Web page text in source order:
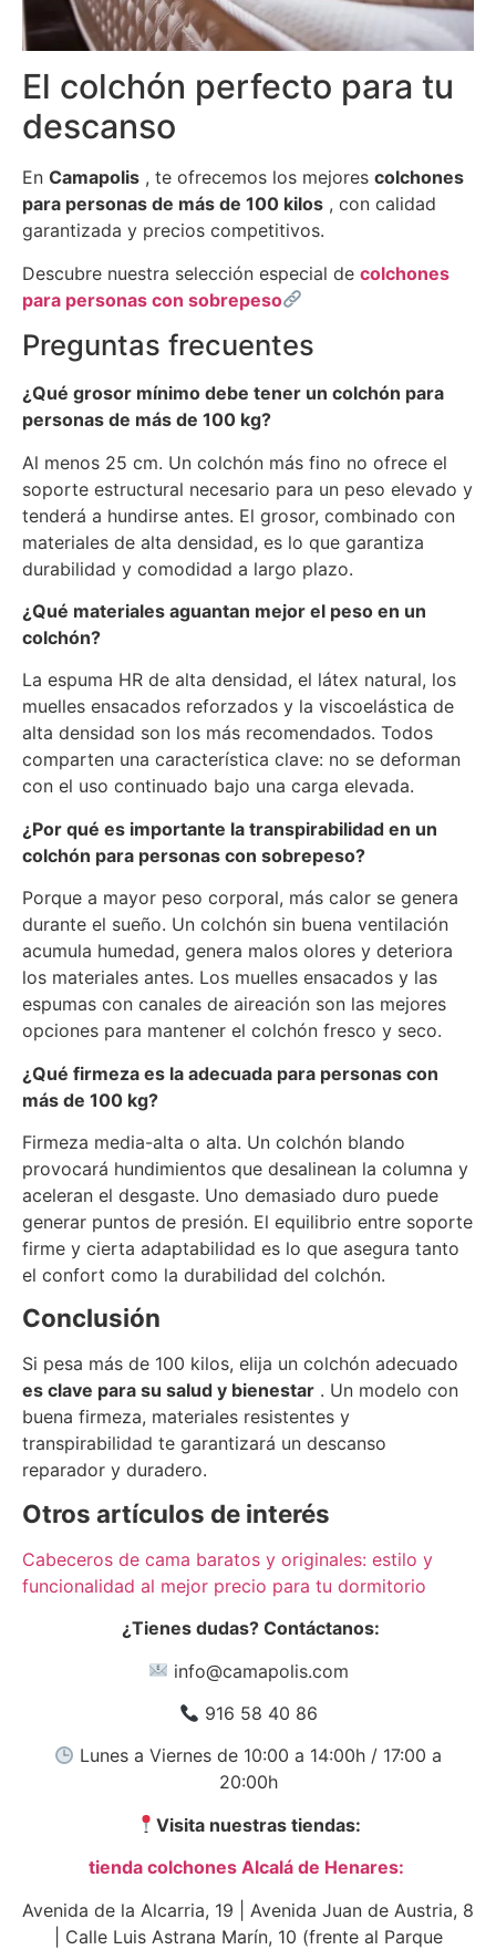
El colchón perfecto para tu
descanso
En Camapolis , te ofrecemos los mejores colchones
para personas de más de 100 kilos , con calidad
garantizada y precios competitivos.
Descubre nuestra selección especial de colchones
para personas con sobrepeso
Preguntas frecuentes
¿Qué grosor mínimo debe tener un colchón para
personas de más de 100 kg?
Al menos 25 cm. Un colchón más fino no ofrece el
soporte estructural necesario para un peso elevado y
tenderá a hundirse antes. El grosor, combinado con
materiales de alta densidad, es lo que garantiza
durabilidad y comodidad a largo plazo.
¿Qué materiales aguantan mejor el peso en un
colchón?
La espuma HR de alta densidad, el látex natural, los
muelles ensacados reforzados y la viscoelástica de
alta densidad son los más recomendados. Todos
comparten una característica clave: no se deforman
con el uso continuado bajo una carga elevada.
¿Por qué es importante la transpirabilidad en un
colchón para personas con sobrepeso?
Porque a mayor peso corporal, más calor se genera
durante el sueño. Un colchón sin buena ventilación
acumula humedad, genera malos olores y deteriora
los materiales antes. Los muelles ensacados y las
espumas con canales de aireación son las mejores
opciones para mantener el colchón fresco y seco.
¿Qué firmeza es la adecuada para personas con
más de 100 kg?
Firmeza media-alta o alta. Un colchón blando
provocará hundimientos que desalinean la columna y
aceleran el desgaste. Uno demasiado duro puede
generar puntos de presión. El equilibrio entre soporte
firme y cierta adaptabilidad es lo que asegura tanto
el confort como la durabilidad del colchón.
Conclusión
Si pesa más de 100 kilos, elija un colchón adecuado
es clave para su salud y bienestar . Un modelo con
buena firmeza, materiales resistentes y
transpirabilidad te garantizará un descanso
reparador y duradero.
Otros artículos de interés
Cabeceros de cama baratos y originales: estilo y
funcionalidad al mejor precio para tu dormitorio
¿Tienes dudas? Contáctanos:
info@camapolis.com
916 58 40 86
Lunes a Viernes de 10:00 a 14:00h / 17:00 a
20:00h
Visita nuestras tiendas:
tienda colchones Alcalá de Henares:
Avenida de la Alcarria, 19 | Avenida Juan de Austria, 8
| Calle Luis Astrana Marín, 10 (frente al Parque